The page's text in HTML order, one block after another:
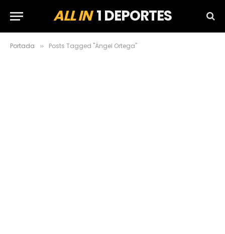
ALL IN1 DEPORTES
Portada » Posts Tagged "Ángel Ortega"